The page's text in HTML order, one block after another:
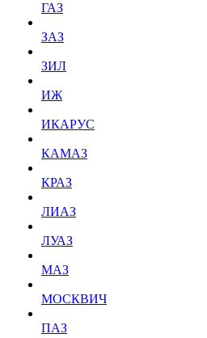
ГАЗ
ЗАЗ
ЗИЛ
ИЖ
ИКАРУС
КАМАЗ
КРАЗ
ЛИАЗ
ЛУАЗ
МАЗ
МОСКВИЧ
ПАЗ